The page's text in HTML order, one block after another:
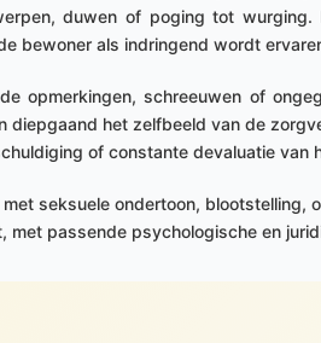
duwen of poging tot wurging.
bewoner als indringend wordt
opmerkingen, schreeuwen of
diepgaand het zelfbeeld van de
of constante devaluatie van
seksuele ondertoon, blootstelling,
passende psychologische en